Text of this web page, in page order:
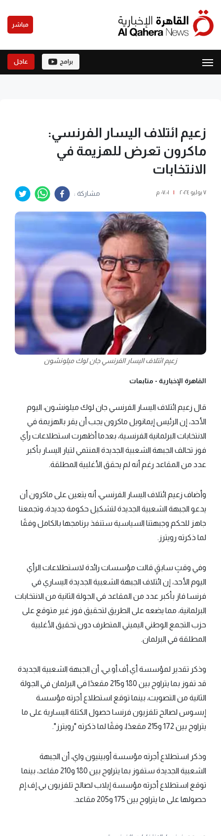
مباشر
برامج عاجل
زعيم ائتلاف اليسار الفرنسي:
ماكرون تعرض للهزيمة في
الانتخابات
٧ يوليو ٢٠٢٤ | ٠٧:٠١ م مشاركة :
زعيم ائتلاف اليسار الفرنسي جان لوك ميلونشون
القاهرة الإخبارية - متابعات
قال زعيم ائتلاف اليسار الفرنسي جان لوك ميلونشون، اليوم
الأحد، إن الرئيس إيمانويل ماكرون يجب أن يقر بالهزيمة في
الانتخابات البرلمانية الفرنسية، بعدما أظهرت استطلاعات رأي
فوز تحالف الجبهة الشعبية الجديدة المنتمي لتيار اليسار بأكبر
عدد من المقاعد رغم أنه لم يحقق الأغلبية المطلقة.
وأضاف زعيم ائتلاف اليسار الفرنسي، أنه يتعين على ماكرون أن
يدعو الجبهة الشعبية الجديدة لتشكيل حكومة جديدة، وتجمعنا
جاهز للحكم وجبهتنا السياسية ستنفذ برنامجها بالكامل وفقًا
لما ذكرته رويترز.
وفي وقتٍ سابقٍ قالت مؤسسات رائدة لاستطلاعات الرأي
اليوم الأحد، إن ائتلاف الجبهة الشعبية الجديدة اليساري في
فرنسا فاز بأكبر عدد من المقاعد في الجولة الثانية من الانتخابات
البرلمانية، مما يضعه على الطريق لتحقيق فوز غير متوقع على
حزب التجمع الوطني اليميني المتطرف دون تحقيق الأغلبية
المطلقة في البرلمان.
وذكر تقدير لمؤسسة أي.أف.أو.بي، أن الجبهة الشعبية الجديدة
قد تفوز بما يتراوح بين 180 و215 مقعدًا في البرلمان في الجولة
الثانية من التصويت، بينما توقع استطلاع أجرته مؤسسة
إبسوس لصالح تلفزيون فرنسا حصول الكتلة اليسارية على ما
يتراوح بين 172 و215 مقعدًا، وفقًا لما ذكرته "رويترز".
وذكر استطلاع أجرته مؤسسة أوبينيون واي، أن الجبهة
الشعبية الجديدة ستفوز بما يتراوح بين 180 و210 مقاعد، بينما
توقع استطلاع أجرته مؤسسة إيلاب لصالح تلفزيون بي.إف.إم
حصولها على ما يتراوح بين 175 و205 مقاعد.